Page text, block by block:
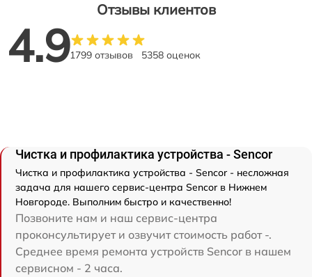
Отзывы клиентов
4.91799 отзывов 5358 оценок
Чистка и профилактика устройства - Sencor
Чистка и профилактика устройства - Sencor - несложная
задача для нашего сервис-центра Sencor в Нижнем
Новгороде. Выполним быстро и качественно!
Позвоните нам и наш сервис-центра
проконсультирует и озвучит стоимость работ -.
Среднее время ремонта устройств Sencor в нашем
сервисном - 2 часа.